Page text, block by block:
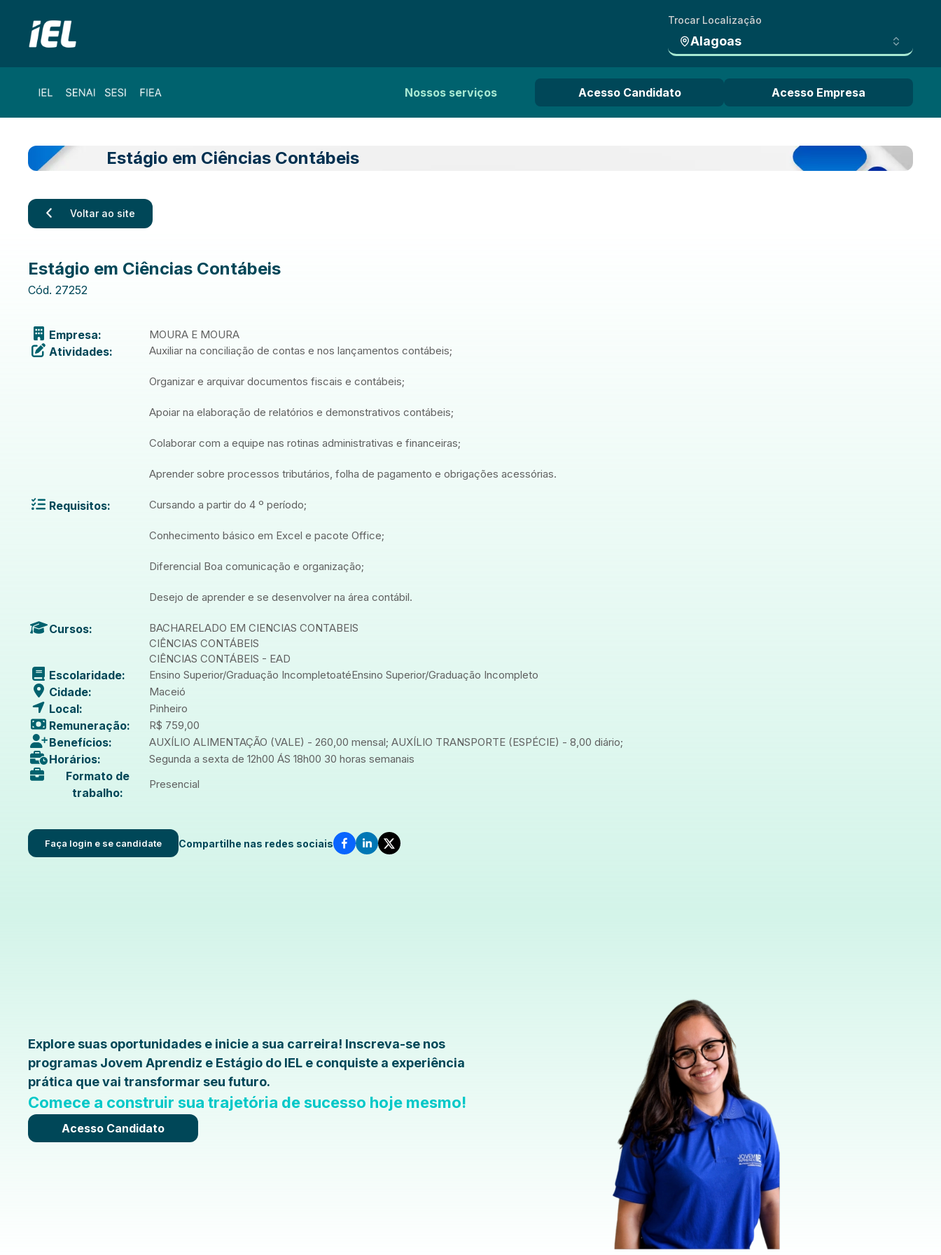
Trocar Localização
Alagoas
Nossos serviços Acesso Candidato Acesso Empresa
Estágio em Ciências Contábeis
Voltar ao site
Estágio em Ciências Contábeis
Cód. 27252
Empresa: MOURA E MOURA
Atividades: Auxiliar na conciliação de contas e nos lançamentos contábeis;
Organizar e arquivar documentos fiscais e contábeis;
Apoiar na elaboração de relatórios e demonstrativos contábeis;
Colaborar com a equipe nas rotinas administrativas e financeiras;
Aprender sobre processos tributários, folha de pagamento e obrigações acessórias.
Requisitos: Cursando a partir do 4 º período;
Conhecimento básico em Excel e pacote Office;
Diferencial Boa comunicação e organização;
Desejo de aprender e se desenvolver na área contábil.
Cursos:
BACHARELADO EM CIENCIAS CONTABEIS
CIÊNCIAS CONTÁBEIS
CIÊNCIAS CONTÁBEIS - EAD
Escolaridade: Ensino Superior/Graduação IncompletoatéEnsino Superior/Graduação Incompleto
Cidade: Maceió
Local: Pinheiro
Remuneração: R$ 759,00
Benefícios: AUXÍLIO ALIMENTAÇÃO (VALE) - 260,00 mensal; AUXÍLIO TRANSPORTE (ESPÉCIE) - 8,00 diário;
Horários: Segunda a sexta de 12h00 ÁS 18h00 30 horas semanais
Formato de
trabalho:
Presencial
Faça login e se candidate Compartilhe nas redes sociais
Explore suas oportunidades e inicie a sua carreira! Inscreva-se nos
programas Jovem Aprendiz e Estágio do IEL e conquiste a experiência
prática que vai transformar seu futuro.
Comece a construir sua trajetória de sucesso hoje mesmo!
Acesso Candidato